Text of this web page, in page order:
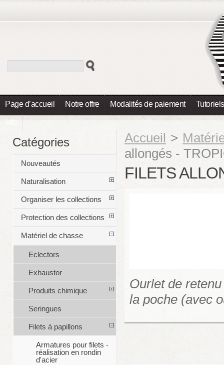
Page d’accueil Notre offre Modalités de paiement Tutoriels
Info
Accueil >
allongés -
FILETS
Ourlet de
la poche (avec
Catégories
Nouveautés
Naturalisation
Organiser les collections
Protection des collections
Matériel de chasse
Eclectors
Exhaustor
Produits chimique
Seringues
Filets à papillons
Armatures pour filets -
réalisation en rondin
d'acier